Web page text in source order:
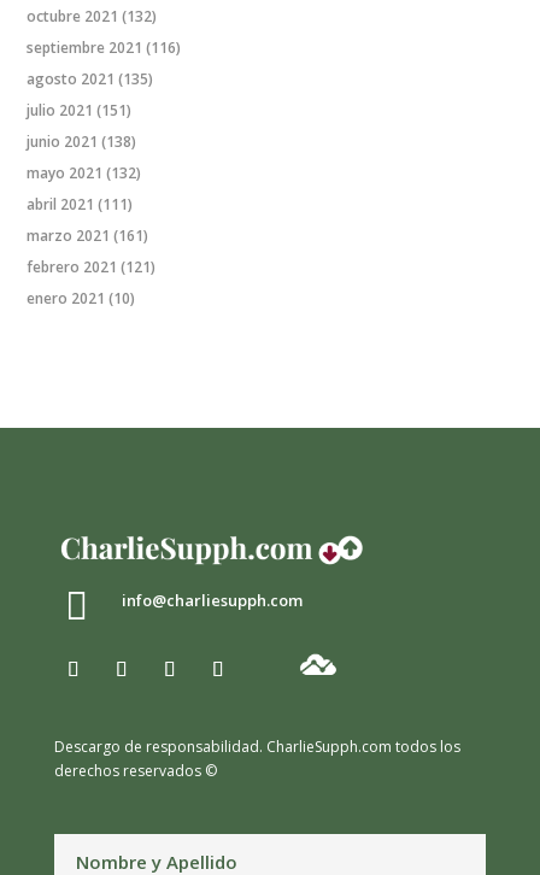
octubre 2021 (132)
septiembre 2021 (116)
agosto 2021 (135)
julio 2021 (151)
junio 2021 (138)
mayo 2021 (132)
abril 2021 (111)
marzo 2021 (161)
febrero 2021 (121)
enero 2021 (10)
 info@charliesupph.com
Descargo de responsabilidad. CharlieSupph.com todos los
derechos reservados ©